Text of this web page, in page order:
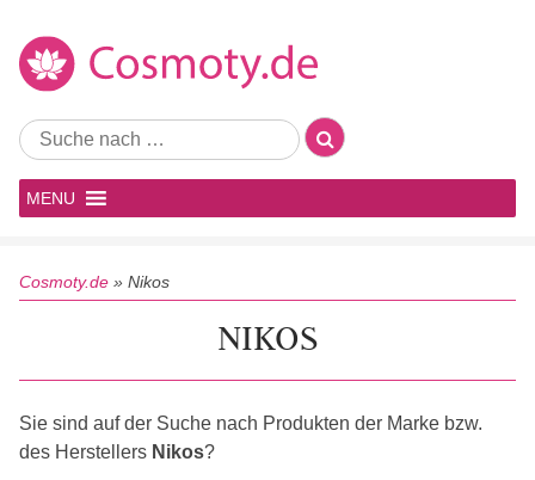
MENU
Cosmoty.de » Nikos
NIKOS
Sie sind auf der Suche nach Produkten der Marke bzw.
des Herstellers Nikos?